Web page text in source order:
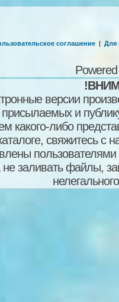
соглашение | Для
версии
присылаемых и
какого-либо
свяжитесь
пользователями
не заливать файлы,